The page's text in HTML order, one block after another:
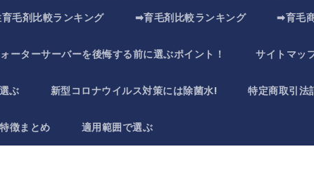
毛剤比較ランキング ➡育毛剤比較ランキング ➡育毛
ーターサーバーを後悔する前に選ぶポイント！ サイトマッ
ぶ 新型コロナウイルス対策には除菌水! 特定商取引法
徴まとめ 適用範囲で選ぶ